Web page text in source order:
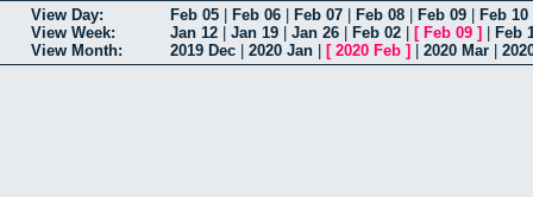
View Day: Feb 05 Feb 06 Feb 07 Feb 08 Feb 09 Feb 10
View Week:
Jan 12 Jan 19 Jan 26 Feb 02 [ Feb 09 ]
Feb
View Month:
2019 Dec 2020 Jan [ 2020 Feb ] 2020 Mar